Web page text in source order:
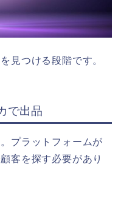
見つける段階です。
で出品
プラットフォームが
客を探す必要があり